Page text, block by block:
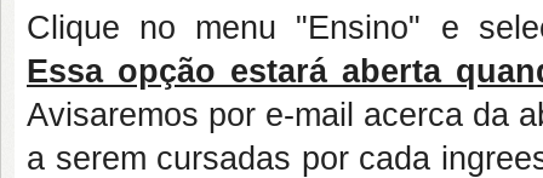
Clique no menu "Ensino" e
Essa opção estará aberta
Avisaremos por e-mail acerca da
a serem cursadas por cada